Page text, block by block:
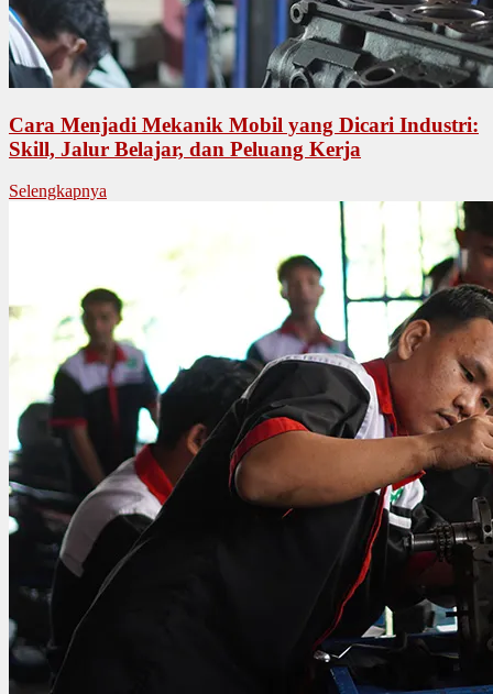
Cara Menjadi Mekanik Mobil yang Dicari Industri:
Skill, Jalur Belajar, dan Peluang Kerja
Selengkapnya